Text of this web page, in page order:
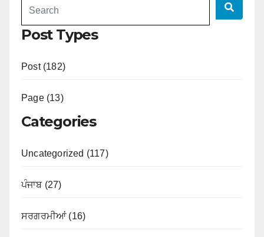
Post Types
Post (182)
Page (13)
Categories
Uncategorized (117)
ਪੰਜਾਬ (27)
ਸਰਗਰਮੀਆਂ (16)